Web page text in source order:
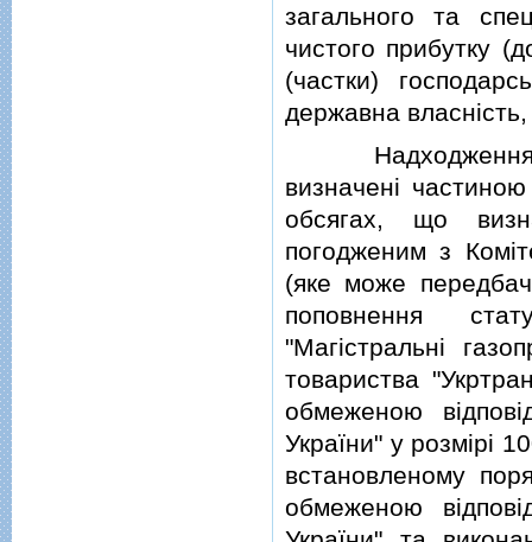
загального та
чистого прибутку
(частки)
державна
Надходження
визначенi
обсягах, що
погодженим з
(яке може
поповнення
"Магiстральнi
товариства
обмеженою
України" у розмiрi
встановленому
обмеженою